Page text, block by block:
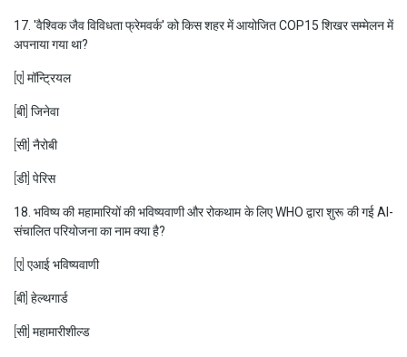
17. 'वैश्विक जैव विविधता फ्रेमवर्क' को किस शहर में आयोजित COP15 शिखर सम्मेलन में
अपनाया गया था?
[ए] मॉन्ट्रियल
[बी] जिनेवा
[सी] नैरोबी
[डी] पेरिस
18. भविष्य की महामारियों की भविष्यवाणी और रोकथाम के लिए WHO द्वारा शुरू की गई AI-
संचालित परियोजना का नाम क्या है?
[ए] एआई भविष्यवाणी
[बी] हेल्थगार्ड
[सी] महामारीशील्ड